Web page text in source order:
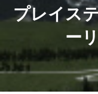
プレイス
ー